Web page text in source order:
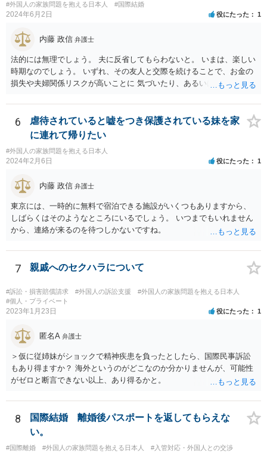
もしたほうがいいと思います
#外国人の家族問題を抱える日本人 #国際結婚
2024年6月2日 役にたった 1
内藤 政信 弁護士
法的には無理でしょう。 夫に反省してもらわないと。 いまは、楽しい
時期なのでしょう。 いずれ、その友人と交際を続けることで、お金の
損失や夫婦関係リスクが高いことに 気づいたり、あるいは、飽きると
6
虐待されていると嘘をつき保護されている妹を家
に連れて帰りたい
#外国人の家族問題を抱える日本人
2024年2月6日 役にたった 1
内藤 政信 弁護士
東京には、一時的に無料で宿泊できる施設がいくつもありますから、
しばらくはそのようなところにいるでしょう。 いつまでもいれません
から、連絡が来るのを待つしかないですね。
7 親戚へのセクハラについて
#訴訟・損害賠償請求 #外国人の訴訟支援
#外国人の家族問題を抱える日本人
#個人・プライベート
2023年1月23日 役にたった 1
匿名A 弁護士
＞仮に従姉妹がショックで精神疾患を負ったとしたら、国際民事訴訟
もあり得ますか？ 海外というのがどこなのか分かりませんが、可能性
がゼロと断言できない以上、あり得るかと。
8
国際結婚 離婚後パスポートを返してもらえな
い。
#国際離婚 #外国人の家族問題を抱える日本人 #入管対応・外国人との交渉